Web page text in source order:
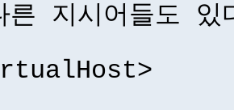
지시어들도 있